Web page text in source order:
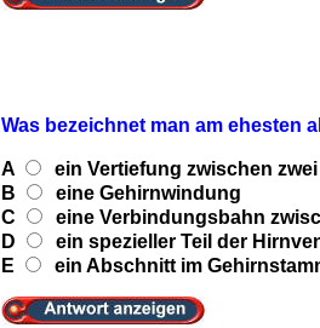
Was bezeichnet man am ehesten
A
ein Vertiefung zwischen
B
eine Gehirnwindung
C
eine Verbindungsbahn
D
ein spezieller Teil der
E
ein Abschnitt im